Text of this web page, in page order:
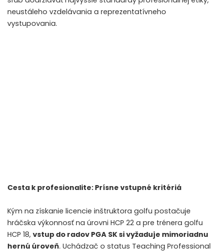
neustáleho vzdelávania a reprezentatívneho
vystupovania.
Cesta k profesionalite: Prísne vstupné kritériá
Kým na získanie licencie inštruktora golfu postačuje
hráčska výkonnosť na úrovni HCP 22 a pre trénera golfu
HCP 18, vstup do radov PGA SK si vyžaduje mimoriadnu
hernú úroveň. Uchádzač o status Teaching Professional